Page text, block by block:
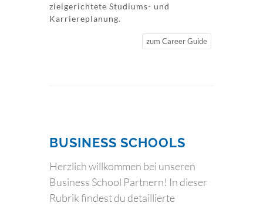
zielgerichtete Studiums- und
Karriereplanung.
zum Career Guide
BUSINESS SCHOOLS
Herzlich willkommen bei unseren
Business School Partnern! In dieser
Rubrik findest du detaillierte